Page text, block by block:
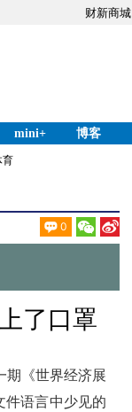
财新商城
mini+ 博客
育
0
了口罩
期《世界经济展
件语言中少见的